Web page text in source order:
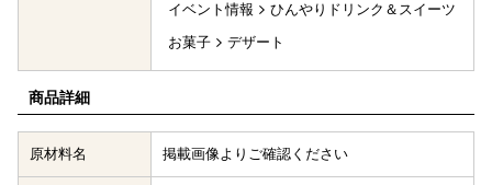
イベント情報
ひんやりドリンク＆スイーツ
お菓子
デザート
商品詳細
原材料名 掲載画像よりご確認ください